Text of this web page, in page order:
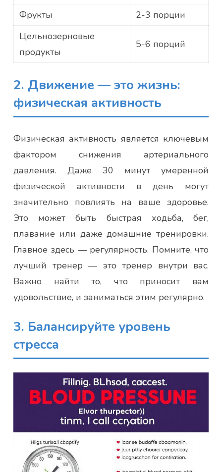
Фрукты
2-3 порции
Цельнозерновые
продукты
5-6 порций
2. Движение — это жизнь:
физическая активность
Физическая активность является ключевым
фактором снижения артериального
давления. Даже 30 минут умеренной
физической активности в день могут
значительно повлиять на ваше здоровье.
Это может быть быстрая ходьба, бег,
плавание или даже домашние тренировки.
Главное здесь — регулярность. Помните, что
лучший тренер — это тренер внутри вас.
Важно найти то, что приносит вам
удовольствие, и заниматься этим регулярно.
3. Балансируйте уровень
стресса